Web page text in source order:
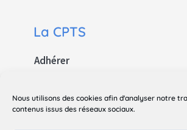
Nous utilisons des cookies afin d'analyser notre
contenus issus des réseaux sociaux.
La CPTS
Adhérer
Le site